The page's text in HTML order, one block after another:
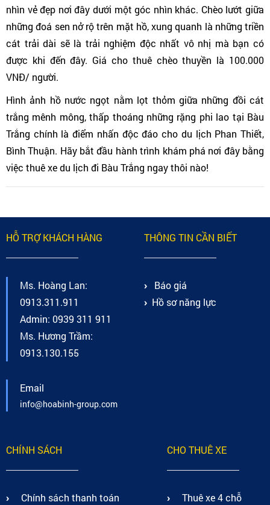
nhìn vẻ đẹp nơi đây dưới một góc nhìn khác. Chèo lướt giữa
những đoá sen nở rộ trên mặt hồ, xung quanh là những triền
cát trải dài sẽ là trải nghiệm độc nhất vô nhị mà bạn có
được khi đến đây. Giá cho thuê chèo thuyền là 100.000
VNĐ/ người.
Hình ảnh hồ nước ngọt nằm lọt thỏm giữa những đồi cát
trắng mênh mông, thấp thoáng những rặng phi lao tại Bàu
Trắng chính là điểm nhấn độc đáo cho du lịch Phan Thiết,
Bình Thuận. Hãy bắt đầu hành trình khám phá nơi đây bằng
việc thuê xe du lịch đi Bàu Trắng ngay thôi nào!
HỖ TRỢ KHÁCH HÀNG
Ms. Hoàng Lan:
0913.311.911
Admin: 0939 311 911
Ms. Hương Trầm:
0913.130.155
Email
info@hoabinh-group.com
THÔNG TIN CẦN BIẾT
Báo giá
Hồ sơ năng lực
CHÍNH SÁCH
Chính sách thanh toán
CHO THUÊ XE
Thuê xe 4 chỗ